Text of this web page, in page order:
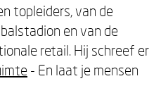
topleiders, van de
en van de
retail. Hij schreef er
- En laat je mensen